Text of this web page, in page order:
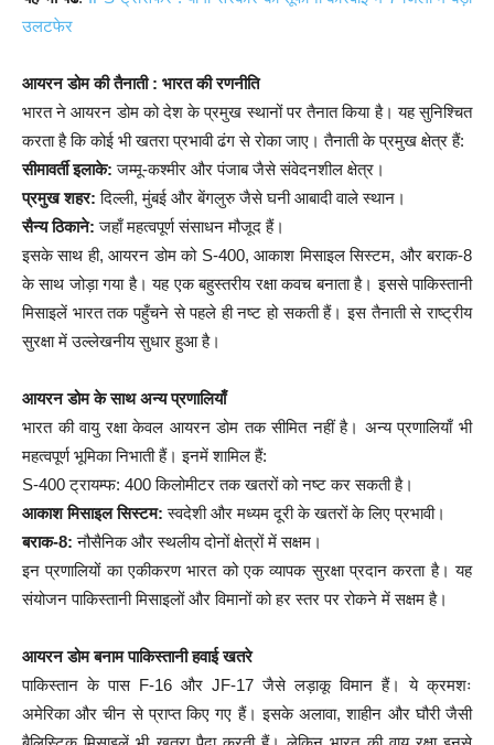
उलटफेर
आयरन डोम की तैनाती : भारत की रणनीति
भारत ने आयरन डोम को देश के प्रमुख स्थानों पर तैनात किया है। यह सुनिश्चित
करता है कि कोई भी खतरा प्रभावी ढंग से रोका जाए। तैनाती के प्रमुख क्षेत्र हैं:
सीमावर्ती इलाके: जम्मू-कश्मीर और पंजाब जैसे संवेदनशील क्षेत्र।
प्रमुख शहर: दिल्ली, मुंबई और बेंगलुरु जैसे घनी आबादी वाले स्थान।
सैन्य ठिकाने:जहाँ महत्वपूर्ण संसाधन मौजूद हैं।
इसके साथ ही, आयरन डोम को S-400, आकाश मिसाइल सिस्टम, और बराक-8
के साथ जोड़ा गया है। यह एक बहुस्तरीय रक्षा कवच बनाता है। इससे पाकिस्तानी
मिसाइलें भारत तक पहुँचने से पहले ही नष्ट हो सकती हैं। इस तैनाती से राष्ट्रीय
सुरक्षा में उल्लेखनीय सुधार हुआ है।
आयरन डोम के साथ अन्य प्रणालियाँ
भारत की वायु रक्षा केवल आयरन डोम तक सीमित नहीं है। अन्य प्रणालियाँ भी
महत्वपूर्ण भूमिका निभाती हैं। इनमें शामिल हैं:
S-400 ट्रायम्फ: 400 किलोमीटर तक खतरों को नष्ट कर सकती है।
आकाश मिसाइल सिस्टम:स्वदेशी और मध्यम दूरी के खतरों के लिए प्रभावी।
बराक-8: नौसैनिक और स्थलीय दोनों क्षेत्रों में सक्षम।
इन प्रणालियों का एकीकरण भारत को एक व्यापक सुरक्षा प्रदान करता है। यह
संयोजन पाकिस्तानी मिसाइलों और विमानों को हर स्तर पर रोकने में सक्षम है।
आयरन डोम बनाम पाकिस्तानी हवाई खतरे
पाकिस्तान के पास F-16 और JF-17 जैसे लड़ाकू विमान हैं। ये क्रमशः
अमेरिका और चीन से प्राप्त किए गए हैं। इसके अलावा, शाहीन और घौरी जैसी